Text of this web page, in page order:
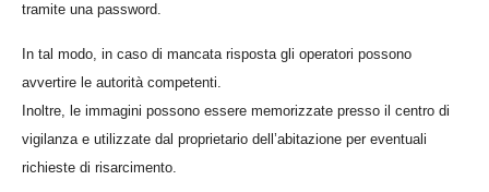
tramite una password.
In tal modo, in caso di mancata risposta gli operatori possono
avvertire le autorità competenti.
Inoltre, le immagini possono essere memorizzate presso il centro di
vigilanza e utilizzate dal proprietario dell’abitazione per eventuali
richieste di risarcimento.